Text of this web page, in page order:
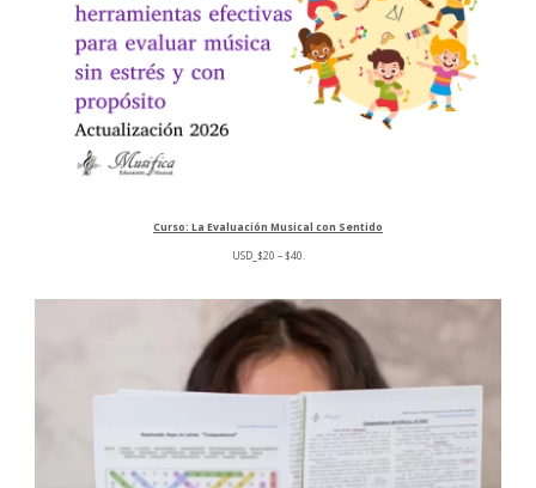
Curso: La Evaluación Musical con Sentido
USD_ $20 – $40Rango
desde
$20
hasta
$40
.